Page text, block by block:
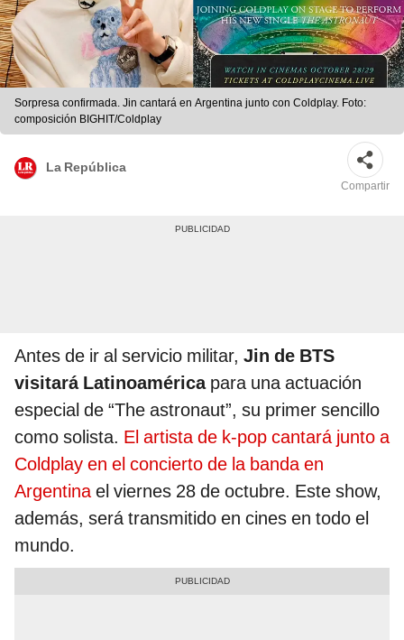
Sorpresa confirmada. Jin cantará en Argentina junto con Coldplay. Foto:
composición BIGHIT/Coldplay
La República
Compartir
Antes de ir al servicio militar, Jin de BTS
visitará Latinoaméricapara una actuación
especial de “The astronaut”, su primer sencillo
como solista. El artista de k-pop cantará junto a
Coldplay en el concierto de la banda en
Argentinael viernes 28 de octubre. Este show,
además, será transmitido en cines en todo el
mundo.